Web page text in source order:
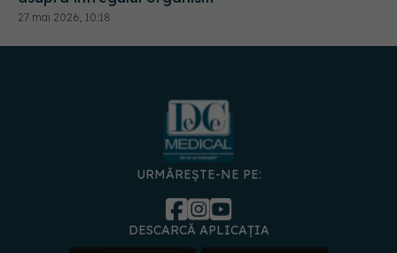
27 mai 2026, 10:18
URMĂREȘTE-NE PE:
DESCARCĂ APLICAȚIA